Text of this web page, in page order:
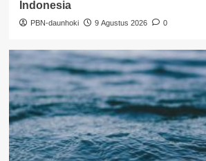
Indonesia
PBN-daunhoki 9 Agustus 2026 0